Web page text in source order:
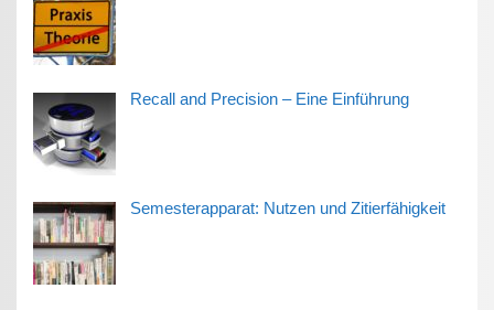
Recall and Precision – Eine Einführung
Semesterapparat: Nutzen und Zitierfähigkeit